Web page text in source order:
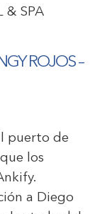
& SPA
ROJOS –
puerto de
los
a Diego